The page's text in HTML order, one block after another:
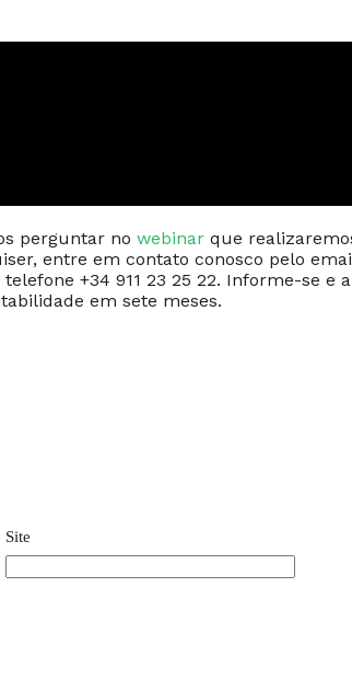
perguntar no webinar que
entre em contato conosco pelo
+34 911 23 25 22. Informe-se e
em sete meses.
Site